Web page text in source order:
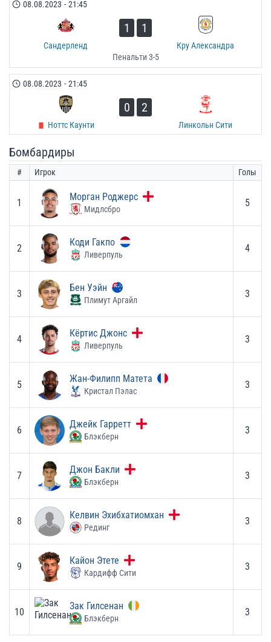
08.08.2023 - 21:45
Сандерленд
1 1
Кру Александра
Пенальти 3-5
08.08.2023 - 21:45
Ноттс Каунти
0 2
Линкольн Сити
Бомбардиры
# Игрок Голы
1
Морган Роджерс
Мидлсбро
5
2
Коди Гакпо
Ливерпуль
4
3
Бен Уэйн
Плимут Аргайл
3
4
Кёртис Джонс
Ливерпуль
3
5
Жан-Филипп Матета
Кристал Пэлас
3
6
Джейк Гарретт
Блэкберн
3
7
Джон Бакли
Блэкберн
3
8
Келвин Эхибхатиомхан
Рединг
3
9
Кайон Этете
Кардифф Сити
3
10
Зак Гилсенан
Блэкберн
3